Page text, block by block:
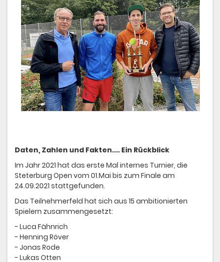
Daten, Zahlen und Fakten.... Ein Rückblick
Im Jahr 2021 hat das erste Mal internes Turnier, die
Steterburg Open vom 01.Mai bis zum Finale am
24.09.2021 stattgefunden.
Das Teilnehmerfeld hat sich aus 15 ambitionierten
Spielern zusammengesetzt:
- Luca Fähnrich
- Henning Röver
- Jonas Rode
- Lukas Otten